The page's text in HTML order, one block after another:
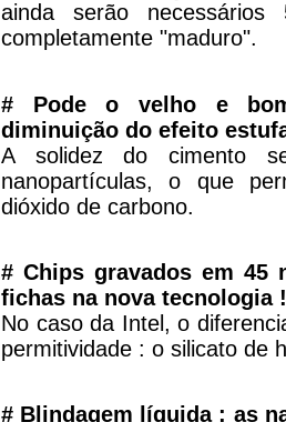
ainda serão
completamente "maduro".
# Pode o velho e
diminuição do efeito
A solidez do cimento
nanopartículas, o que
dióxido de carbono.
# Chips gravados em 45
fichas na nova tecnologia !
No caso da Intel, o
permitividade : o silicato de
# Blindagem líquida : as